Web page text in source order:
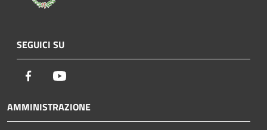
SEGUICI SU
Facebook
AMMINISTRAZIONE